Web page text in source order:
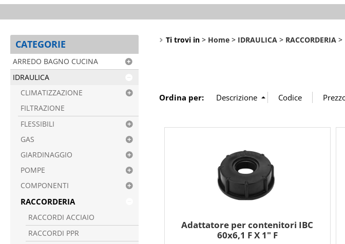
CATEGORIE
ARREDO BAGNO CUCINA
IDRAULICA
CLIMATIZZAZIONE
FILTRAZIONE
FLESSIBILI
GAS
GIARDINAGGIO
POMPE
COMPONENTI
RACCORDERIA
RACCORDI ACCIAIO
RACCORDI PPR
Ti trovi in Home IDRAULICA RACCORDERIA
Ordina per:
Adattatore per contenitori IBC
60x6,1 F X 1" F